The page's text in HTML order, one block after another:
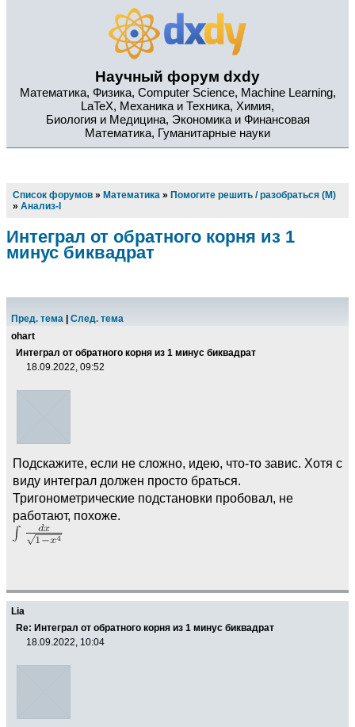
Научный форум dxdy
Математика, Физика, Computer Science, Machine Learning,
LaTeX, Механика и Техника, Химия,
Биология и Медицина, Экономика и Финансовая
Математика, Гуманитарные науки
Список форумов » Математика » Помогите решить / разобраться (М)
» Анализ-I
Интеграл от обратного корня из 1
минус биквадрат
Пред. тема
След. тема
ohart
Интеграл от обратного корня из 1 минус биквадрат
18.09.2022, 09:52
Подскажите, если не сложно, идею, что-то завис. Хотя с
виду интеграл должен просто браться.
Тригонометрические подстановки пробовал, не
работают, похоже.
Lia
Re: Интеграл от обратного корня из 1 минус биквадрат
18.09.2022, 10:04